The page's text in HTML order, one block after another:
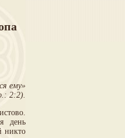
ему»
2:2).
день
никто